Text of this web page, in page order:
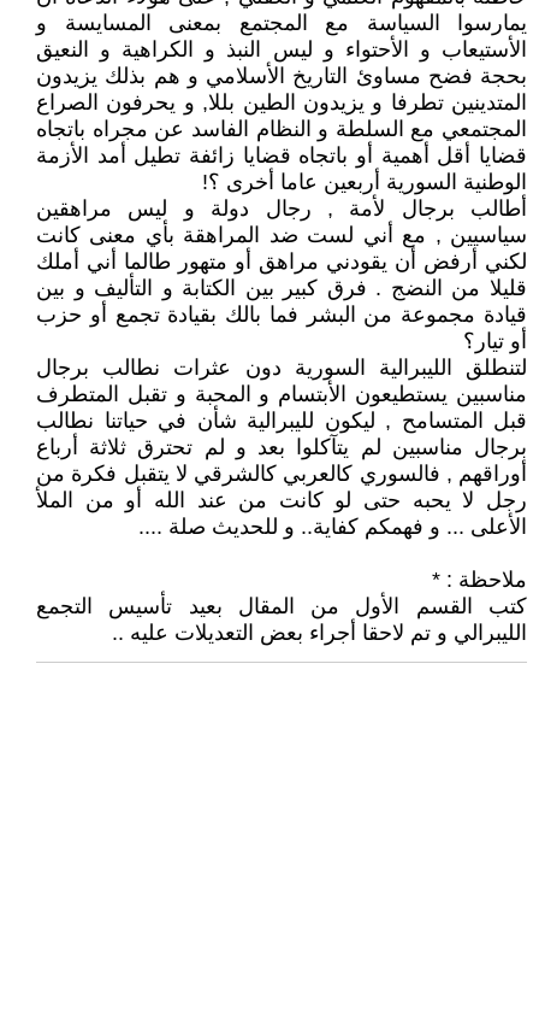
يمارسوا السياسة مع المجتمع بمعنى المسايسة و
الأستيعاب و الأحتواء و ليس النبذ و الكراهية و النعيق
بحجة فضح مساوئ التاريخ الأسلامي و هم بذلك يزيدون
المتدينين تطرفا و يزيدون الطين بللا, و يحرفون الصراع
المجتمعي مع السلطة و النظام الفاسد عن مجراه باتجاه
قضايا أقل أهمية أو باتجاه قضايا زائفة تطيل أمد الأزمة
الوطنية السورية أربعين عاما أخرى ؟!
أطالب برجال لأمة , رجال دولة و ليس مراهقين
سياسيين , مع أني لست ضد المراهقة بأي معنى كانت
لكني أرفض أن يقودني مراهق أو متهور طالما أني أملك
قليلا من النضج . فرق كبير بين الكتابة و التأليف و بين
قيادة مجموعة من البشر فما بالك بقيادة تجمع أو حزب
أو تيار؟
لتنطلق الليبرالية السورية دون عثرات نطالب برجال
مناسبين يستطيعون الأبتسام و المحبة و تقبل المتطرف
قبل المتسامح , ليكون لليبرالية شأن في حياتنا نطالب
برجال مناسبين لم يتآكلوا بعد و لم تحترق ثلاثة أرباع
أوراقهم , فالسوري كالعربي كالشرقي لا يتقبل فكرة من
رجل لا يحبه حتى لو كانت من عند الله أو من الملأ
الأعلى ... و فهمكم كفاية.. و للحديث صلة ....
ملاحظة : *
كتب القسم الأول من المقال بعيد تأسيس التجمع
الليبرالي و تم لاحقا أجراء بعض التعديلات عليه ..